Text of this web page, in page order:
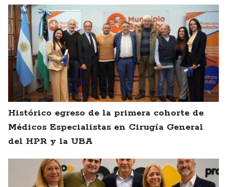
Histórico egreso de la primera cohorte de
Médicos Especialistas en Cirugía General
del HPR y la UBA